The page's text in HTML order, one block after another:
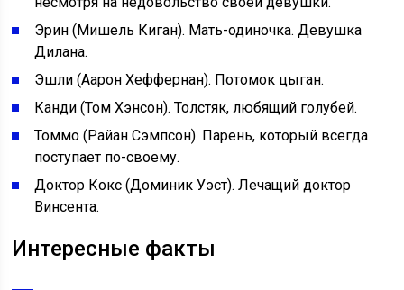
Эрин (Мишель Киган). Мать-одиночка. Девушка
Дилана.
Эшли (Аарон Хеффернан). Потомок цыган.
Канди (Том Хэнсон). Толстяк, любящий голубей.
Томмо (Райан Сэмпсон). Парень, который всегда
поступает по-своему.
Доктор Кокс (Доминик Уэст). Лечащий доктор
Винсента.
Интересные факты